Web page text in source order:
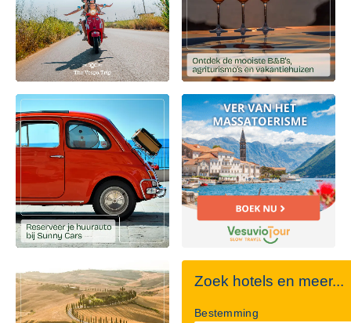
Zoek hotels en meer...
Bestemming